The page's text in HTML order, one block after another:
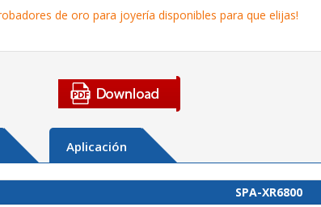
de oro para joyería disponibles para que elijas!
Aplicación
SPA-XR6800